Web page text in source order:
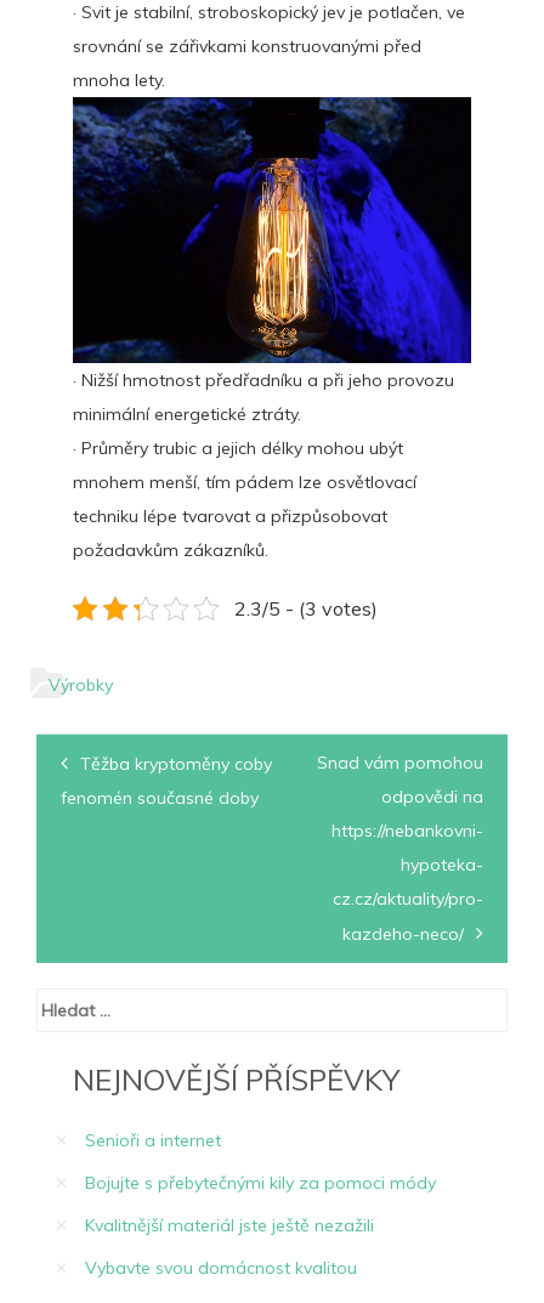
· Svit je stabilní, stroboskopický jev je potlačen, ve
srovnání se zářivkami konstruovanými před
mnoha lety.
· Nižší hmotnost předřadníku a při jeho provozu
minimální energetické ztráty.
· Průměry trubic a jejich délky mohou ubýt
mnohem menší, tím pádem lze osvětlovací
techniku lépe tvarovat a přizpůsobovat
požadavkům zákazníků.
2.3/5 - (3 votes)
Výrobky
Navigace
pro
Těžba kryptoměny coby
fenomén současné doby
Snad vám pomohou
odpovědi na
https://nebankovni-
hypoteka-
cz.cz/aktuality/pro-
kazdeho-neco/
Vyhledávání
NEJNOVĚJŠÍ PŘÍSPĚVKY
Senioři a internet
Bojujte s přebytečnými kily za pomoci módy
Kvalitnější materiál jste ještě nezažili
Vybavte svou domácnost kvalitou